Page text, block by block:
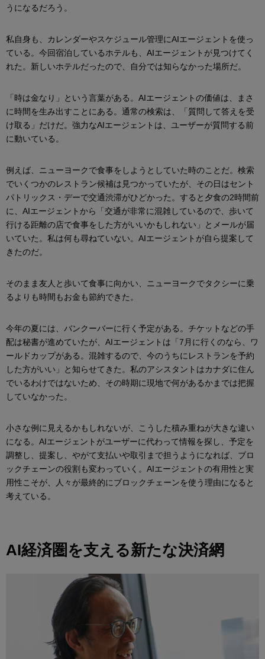
うになるだろう。
私自身も、カレンダーやスケジュール管理にAIエージェントを使っ
ている。今回宿泊しているホテルも、AIエージェントが見つけてく
れた。新しいホテルだったので、自分では知らなかった場所だ。
「時は金なり」という言葉がある。AIエージェントの価値は、まさ
に時間を生み出すことにある。通常の検索は、「質問して答えを受
け取る」だけだ。強力なAIエージェントは、ユーザーが質問する前
に動いている。
例えば、ニューヨークで食事をしようとしていた時のことだ。検索
でいくつかのレストラン候補は見つかっていたが、その日はセント
パトリックス・デーで交通渋滞がひどかった。すると夕食の2時間前
に、AIエージェントから「交通が非常に混雑しているので、歩いて
行ける距離の店で食事をした方がいいかもしれない」とメールが届
いていた。私は何も尋ねていない。AIエージェントが自ら提案して
きたのだ。
そのまま友人と歩いて食事に向かい、ニューヨークでタクシーに乗
るよりも時間もお金も節約できた。
今年の夏には、バンクーバーに行く予定がある。チケットなどの手
配は秘書が進めていたが、AIエージェントは「7月に行くのなら、ワ
ールドカップがある。混雑するので、今のうちにレストランを予約
した方がいい」と知らせてきた。私のアシスタントはカナダに住ん
でいるわけではないため、その時期に現地で何があるかまでは把握
していなかった。
小さな例に見えるかもしれないが、こうした積み重ねが大きな違い
になる。AIエージェントがユーザーに代わって情報を探し、予定を
調整し、提案し、やがて支払いや取引まで担うようになれば、ブロ
ックチェーンの役割も変わっていく。AIエージェントの有用性と実
用性こそが、人々が最終的にブロックチェーンを使う理由になると
考えている。
AI経済圏を支える新たな決済網